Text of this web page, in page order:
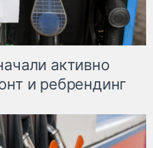
активно
и ребрендинг